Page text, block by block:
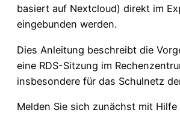
basiert auf Nextcloud) direkt im
eingebunden werden.
Dies Anleitung beschreibt die
eine RDS-Sitzung im
insbesondere für das Schulnetz
Melden Sie sich zunächst mit